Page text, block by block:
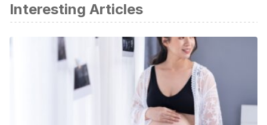
Rey R., Copelli S. (s.f.). Capítulo 10: Diferenciación Sexual
Embriofetal.
Access Medicina
. Recuperado de:
https://accessmedicina.mhmedical.com/content.aspx?
bookid=1508&sectionid=102965192
Jeyendran R. S., Graham J., Tharma S., Ivanovic M., Levrant
S., Ozornek H. M., Fiddler M. B. (2021). Individual variation
of the percentage of Y-chromosome bearing sperm
Interesting Articles